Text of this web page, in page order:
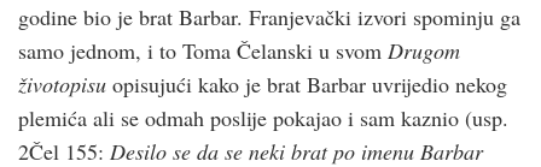
godine bio je brat Barbar. Franjevački izvori spominju ga
samo jednom, i to Toma Čelanski u svom Drugom
životopisu opisujući kako je brat Barbar uvrijedio nekog
plemića ali se odmah poslije pokajao i sam kaznio (usp.
2Čel 155: Desilo se da se neki brat po imenu Barbar